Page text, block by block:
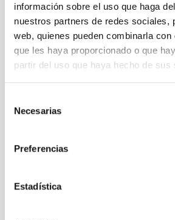
información sobre el uso que haga
nuestros partners de redes sociales,
web, quienes pueden combinarla con
que les haya proporcionado o que
partir del uso que haya hecho de sus
Necesarias
Preferencias
Estadística